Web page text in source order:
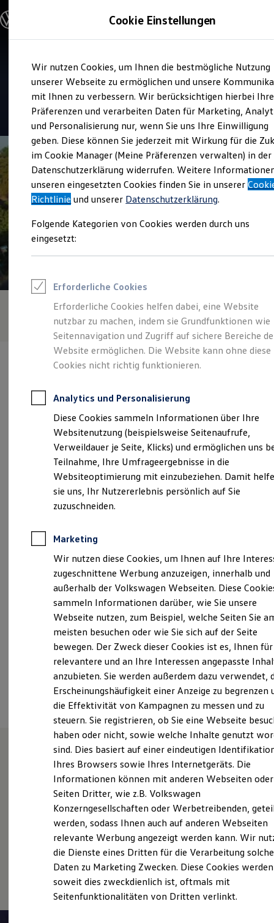
Hauptinhalt
springen
Footer
springen
Modelle und Konfigurator
Modelle vergleichen
Elektroautos
ENERGY Sondermodelle
Nutzfahrzeuge
SUV und CUV
Familienautos
Kombis
Kompaktwagen
Sportwagen
Schnell verfügbare Fahrzeuge
Angebote und Produkte
Aktuelle Angebote
E-Auto-Förderung
Volkswagen Marktplatz
Junge Gebrauchtwagen und Gebrauchtwagen
Volkswagen Zertifizierte Gebrauchtwagen
Zubehör- und Serviceangebote
Leasing
Leasing-Angebote
Gebrauchtwagen Leasing
Junge Gebrauchtwagen-Leasing
Elektroauto Leasing
Kleinwagen-Leasing
Leasing ohne Anzahlung
Finanzierung
Kfz-Versicherung
Restschuldversicherungen
Garantien
Wartungsverträge
Geschäftskunden
Professional Class bei Volkswagen
Großkunden
Behörden
Direktkunden
Sonderfahrzeuge
Anpfiff zum Gewinn
Elektroautos
ID. Tutorials
Elektrofahrzeugkonzepte
Reichweite
Reichweite der ID. Modelle
Reichweite im Winter
Laden
Laden unterwegs
Laden Zuhause
Ladestationen finden
Ladezeitensimulator
Batterie
Sicherheit
Garantie und Lebensdauer
Nachhaltigkeit
Technologie
Kosten und Kauf
Verbrauchskosten
Kaufoptionen
E-Auto-Förderung
Software und Konnektivität
ID. Software Versionen und Updates
Digitale Extras
Schnittstellen zu Ihrem ID.
Hybridautos
Marke und Erlebnis
Volkswagen R und R Experience
R-Modelle
Driving Experience
Volkswagen entdecken
Service
Autohaus Seydel
4.9| 369 Bewertungen
Verantwortlich für die Inhalte auf dieser Seite ist die Autohaus
Seydel GmbH & Co. KG (Impressum & Rechtliches)
Alversdorfer Weg 5, 38364 Schöningen
info@autohaus-seydel.de
+49 5352 94950
Montag -
Samstag
Geschlossen
Sonntag
Geschlossen
Ansprechpartner
Unsere Leistungenim
Überblick
Gebrauchtwagen
Service
Online-Fahrzeugbewertung
Cookie Einstellungen
Wir nutzen Cookies, um Ihnen die bestmögliche Nutzung
unserer Webseite zu ermöglichen und unsere
mit Ihnen zu verbessern. Wir berücksichtigen hierbei Ihre
Präferenzen und verarbeiten Daten für Marketing,
und Personalisierung nur, wenn Sie uns Ihre Einwilligung
geben. Diese können Sie jederzeit mit Wirkung für die
im Cookie Manager (Meine Präferenzen verwalten) in der
Datenschutzerklärung widerrufen. Weitere
unseren eingesetzten Cookies finden Sie in unserer
Richtlinie und unserer Datenschutzerklärung.
Folgende Kategorien von Cookies werden durch uns
eingesetzt:
Erforderliche Cookies
Erforderliche Cookies helfen dabei, eine Website
nutzbar zu machen, indem sie Grundfunktionen wie
Seitennavigation und Zugriff auf sichere Bereiche
Website ermöglichen. Die Website kann ohne diese
Cookies nicht richtig funktionieren.
Analytics und Personalisierung
Diese Cookies sammeln Informationen über Ihre
Websitenutzung (beispielsweise Seitenaufrufe,
Verweildauer je Seite, Klicks) und ermöglichen uns
Teilnahme, Ihre Umfrageergebnisse in die
Websiteoptimierung mit einzubeziehen. Damit
sie uns, Ihr Nutzererlebnis persönlich auf Sie
zuzuschneiden.
Marketing
Wir nutzen diese Cookies, um Ihnen auf Ihre
zugeschnittene Werbung anzuzeigen, innerhalb und
außerhalb der Volkswagen Webseiten. Diese
sammeln Informationen darüber, wie Sie unsere
Webseite nutzen, zum Beispiel, welche Seiten Sie
meisten besuchen oder wie Sie sich auf der Seite
bewegen. Der Zweck dieser Cookies ist es, Ihnen für
relevantere und an Ihre Interessen angepasste
anzubieten. Sie werden außerdem dazu verwendet,
Erscheinungshäufigkeit einer Anzeige zu begrenzen
die Effektivität von Kampagnen zu messen und zu
steuern. Sie registrieren, ob Sie eine Webseite
haben oder nicht, sowie welche Inhalte genutzt
sind. Dies basiert auf einer eindeutigen
Ihres Browsers sowie Ihres Internetgeräts. Die
Informationen können mit anderen Webseiten oder
Seiten Dritter, wie z.B. Volkswagen
Konzerngesellschaften oder Werbetreibenden,
werden, sodass Ihnen auch auf anderen Webseiten
relevante Werbung angezeigt werden kann. Wir
die Dienste eines Dritten für die Verarbeitung
Daten zu Marketing Zwecken. Diese Cookies
soweit dies zweckdienlich ist, oftmals mit
Seitenfunktionalitäten von Dritten verlinkt.